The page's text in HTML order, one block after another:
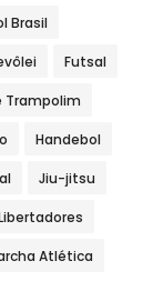
Brasil
Futsal
Trampolim
Handebol
Jiu-jitsu
Atlética